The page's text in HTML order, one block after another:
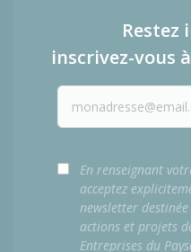
Restez
inscrivez-vous
En renseignant
acceptez
newsletter
actions et projets
Entreprises du